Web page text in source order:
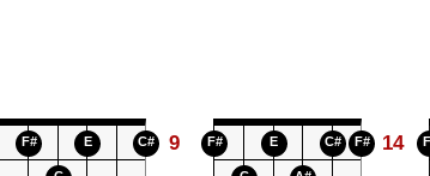
F# E C# 9 F# E C# F# 14